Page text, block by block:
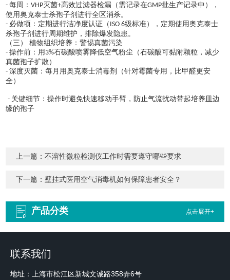
-每周：VHP灭菌+高效过滤器检漏（需记录在GMP批生产记录中），
使用奥克泰士杀孢子剂进行全区消杀。
- 必做项：定期进行洁净度认证（ ISO 6级标准），定期使用奥克泰士
杀孢子剂进行周期维护，排除爆发隐患。
（三）
植物组织培养：警惕真菌污染
-操作前：用 3%石碳酸喷雾降低空气粉尘（石碳酸可黏附颗粒，减少
真菌孢子扩散）
-深度灭菌：每月用奥克泰士消毒剂（针对霉菌专用，比甲醛更安
全）
- 关键细节：操作时避免快速移动手臂，防止气流扰动带起培养皿边
缘的孢子
上一篇：不溶性微粒检测仪工作时需要遵守哪些要求
下一篇：壁挂式医用空气消毒机如何保障患者安全？
产品分类 点击展开+
联系我们
地址：上海市松江区新城文诚路358弄6号